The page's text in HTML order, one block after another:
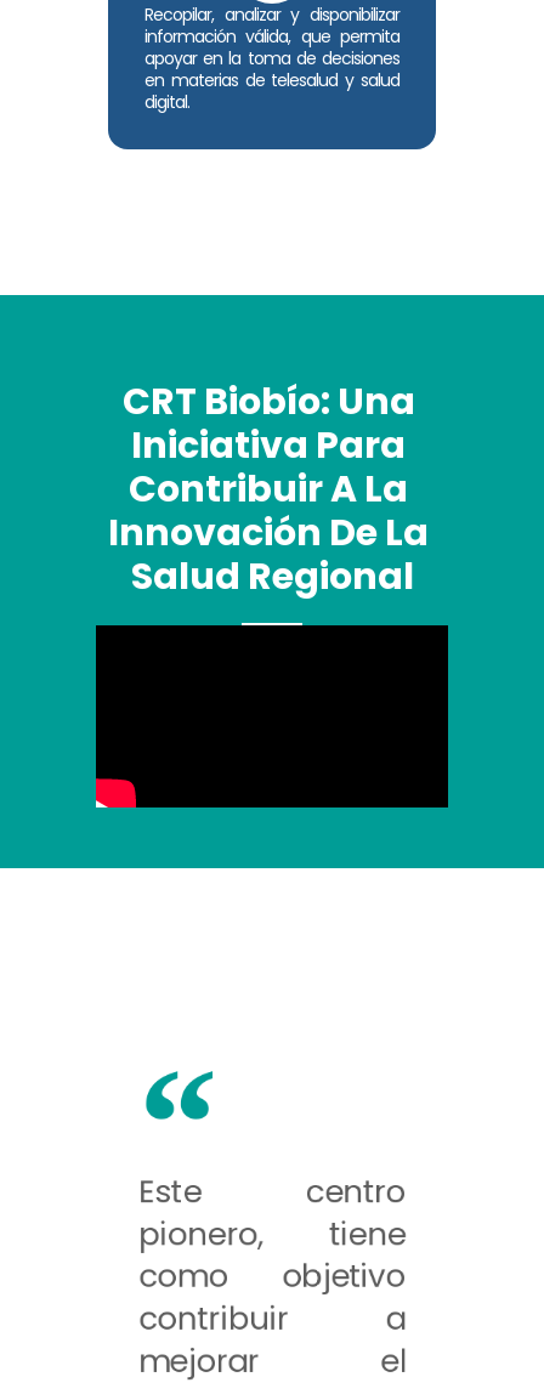
Recopilar, analizar y disponibilizar
información válida, que permita
apoyar en la toma de decisiones
en materias de telesalud y salud
digital.
CRT Biobío: Una
Iniciativa Para
Contribuir A La
Innovación De La
Salud Regional
Este centro
pionero, tiene
como objetivo
contribuir a
mejorar el